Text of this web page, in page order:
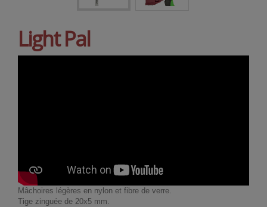
Light Pal
Mâchoires légères en nylon et fibre de verre.
Tige zinguée de 20x5 mm.